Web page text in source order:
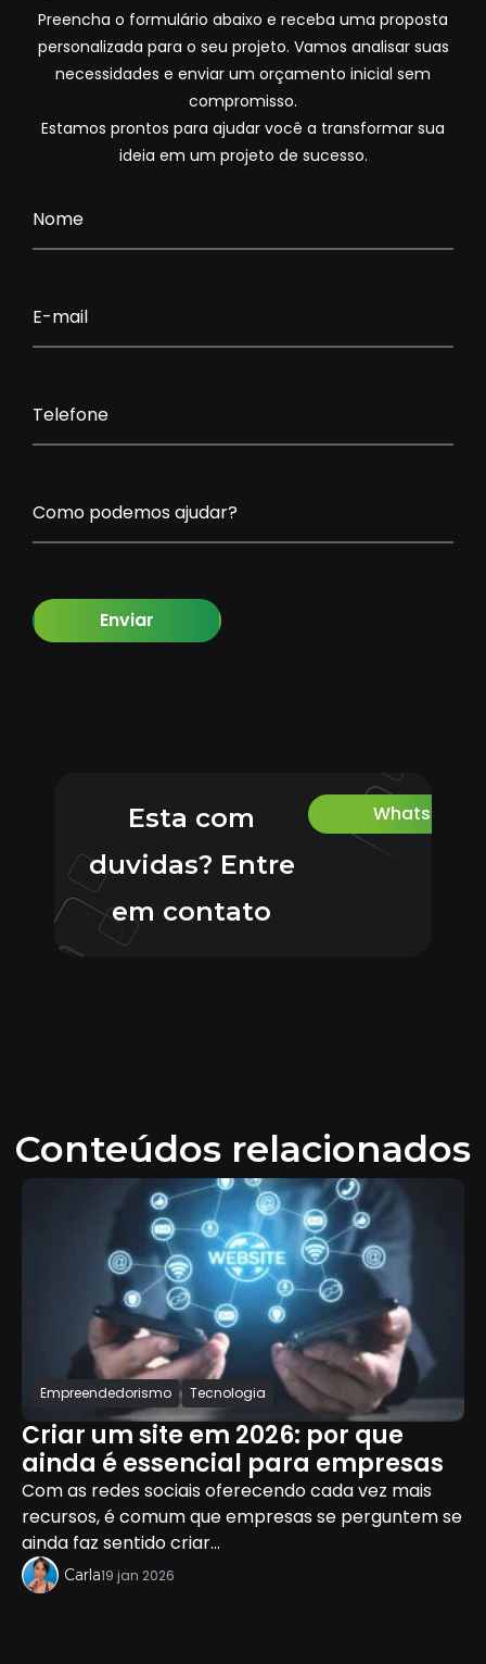
Preencha o formulário abaixo e receba uma proposta
personalizada para o seu projeto. Vamos analisar suas
necessidades e enviar um orçamento inicial sem
compromisso.
Estamos prontos para ajudar você a transformar sua
ideia em um projeto de sucesso.
Nome
E-mail
Telefone
Como podemos ajudar?
Enviar
Esta com
duvidas? Entre
em contato
Whatsapp
Conteúdos relacionados
Empreendedorismo Tecnologia
Criar um site em 2026: por que
ainda é essencial para empresas
Com as redes sociais oferecendo cada vez mais
recursos, é comum que empresas se perguntem se
ainda faz sentido criar...
Carla19 jan 2026